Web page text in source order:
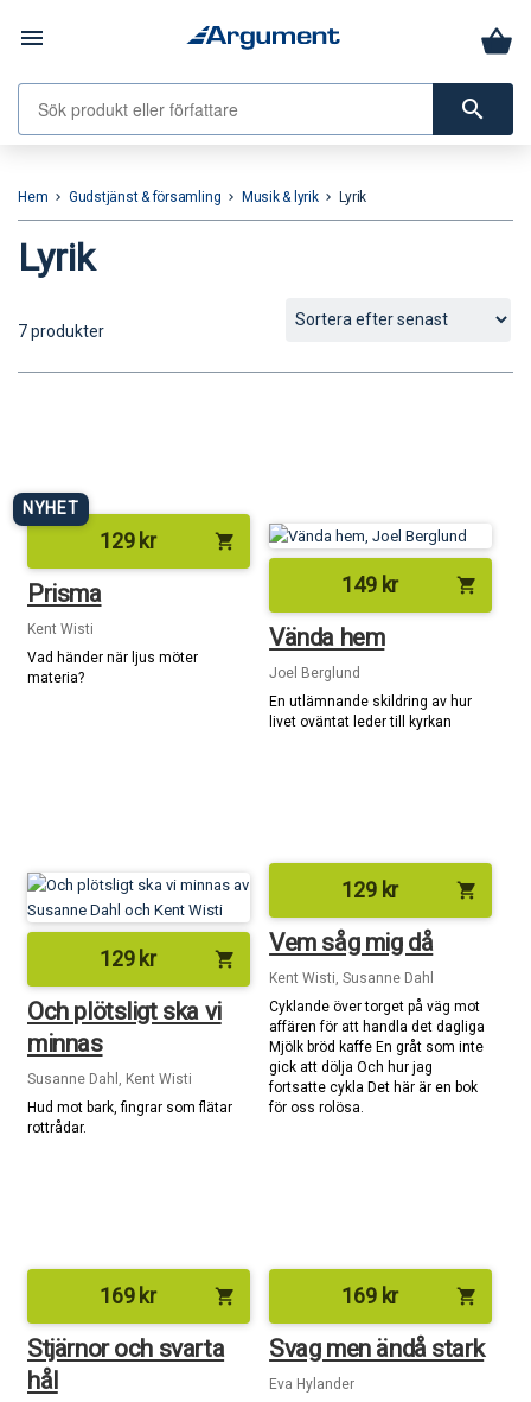
menu
search
Hem keyboard_arrow_right Gudstjänst & församling keyboard_arrow_right Musik & lyrik keyboard_arrow_right Lyrik
Lyrik
7 produkter
NYHET
129kr shopping_cart
Prisma
Kent Wisti
Vad händer när ljus möter
materia?
149 kr shopping_cart
Vända hem
Joel Berglund
En utlämnande skildring av hur
livet oväntat leder till kyrkan
129kr shopping_cart
Och plötsligt ska vi
minnas
Susanne Dahl, Kent Wisti
Hud mot bark, fingrar som flätar
rottrådar.
129 kr shopping_cart
Vem såg mig då
Kent Wisti, Susanne Dahl
Cyklande över torget på väg mot
affären för att handla det dagliga
Mjölk bröd kaffe En gråt som inte
gick att dölja Och hur jag
fortsatte cykla Det här är en bok
för oss rolösa.
169kr shopping_cart
Stjärnor och svarta
hål
169 kr shopping_cart
Svag men ändå stark
Eva Hylander